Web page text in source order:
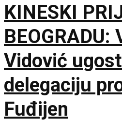
KINESKI
BEOGRADU:
Vidović
delegaciju
Fuđijen